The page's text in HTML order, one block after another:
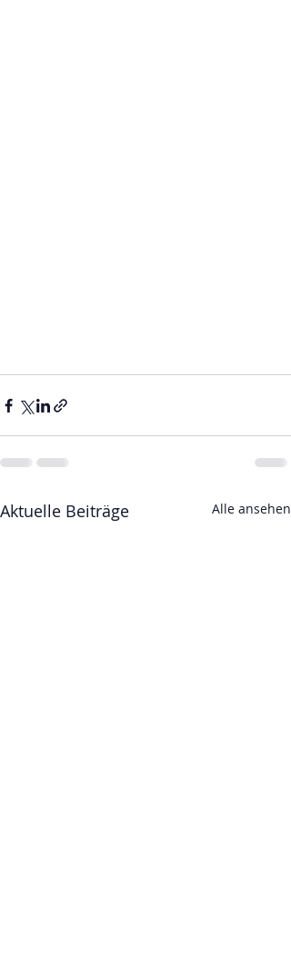
Aktuelle Beiträge Alle ansehen